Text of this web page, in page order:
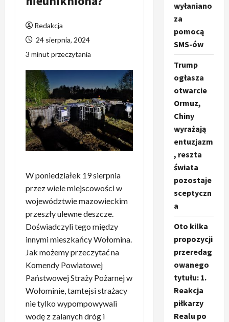
Redakcja
24 sierpnia, 2024
3 minut przeczytania
W poniedziałek 19 sierpnia
przez wiele miejscowości w
województwie mazowieckim
przeszły ulewne deszcze.
Doświadczyli tego między
innymi mieszkańcy Wołomina.
Jak możemy przeczytać na
Komendy Powiatowej
Państwowej Straży Pożarnej w
Wołominie, tamtejsi strażacy
nie tylko wypompowywali
wodę z zalanych dróg i
wyłaniano
za
pomocą
SMS-ów
Trump
ogłasza
otwarcie
Ormuz,
Chiny
wyrażają
entuzjazm
, reszta
świata
pozostaje
sceptyczn
a
Oto kilka
propozycji
przeredag
owanego
tytułu: 1.
Reakcja
piłkarzy
Realu po